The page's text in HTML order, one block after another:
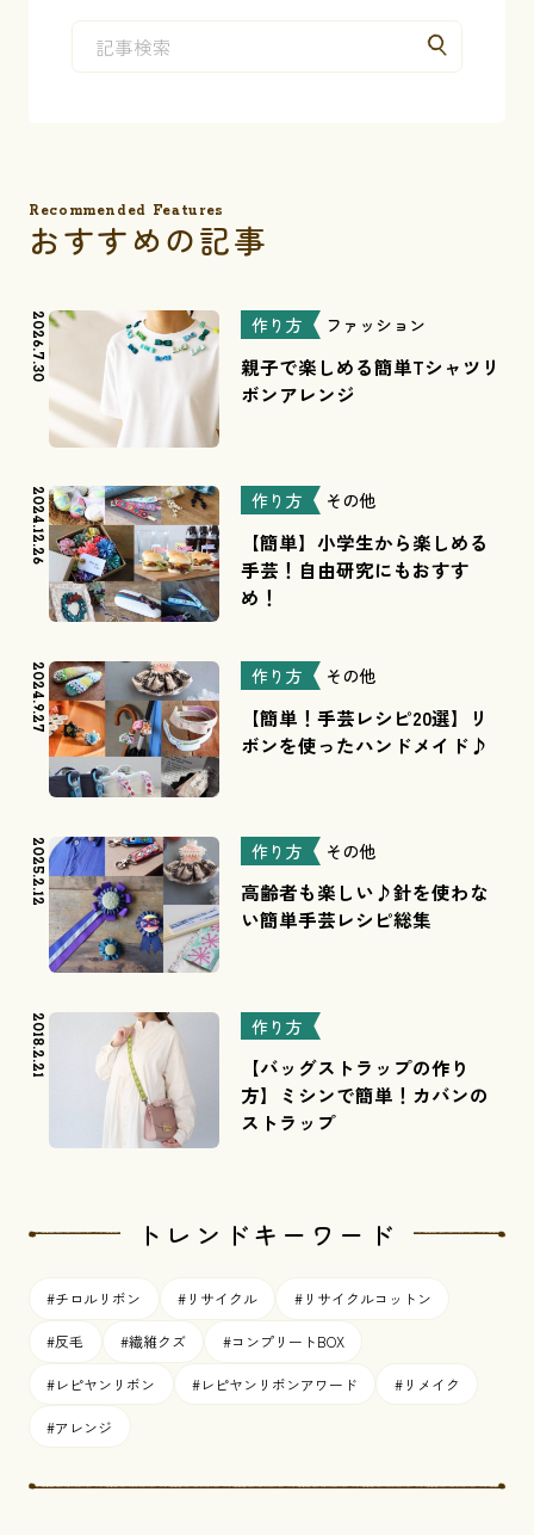
Recommended Features
おすすめの記事
2026.7.30 作り方 ファッション
親子で楽しめる簡単Tシャツリ
ボンアレンジ
2024.12.26 作り方 その他
【簡単】小学生から楽しめる
手芸！自由研究にもおすす
め！
2024.9.27 作り方 その他
【簡単！手芸レシピ20選】リ
ボンを使ったハンドメイド♪
2025.2.12 作り方 その他
高齢者も楽しい♪針を使わな
い簡単手芸レシピ総集
2018.2.21 作り方
【バッグストラップの作り
方】ミシンで簡単！カバンの
ストラップ
トレンドキーワード
#チロルリボン #リサイクル #リサイクルコットン
#反毛 #繊維クズ #コンプリートBOX
#レピヤンリボン #レピヤンリボンアワード #リメイク
#アレンジ